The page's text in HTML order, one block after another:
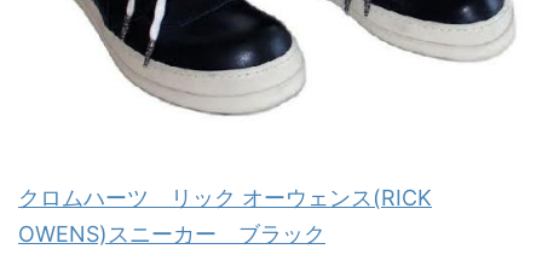
クロムハーツ リック オーウェンス(RICK
OWENS)スニーカー ブラック